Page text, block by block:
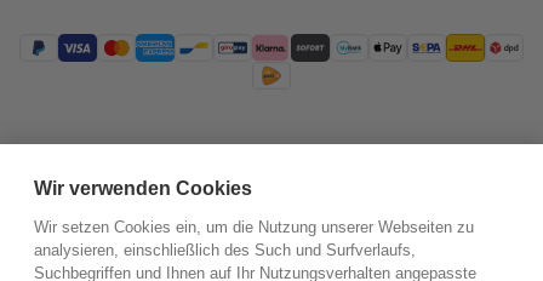
Wir verwenden Cookies
Wir setzen Cookies ein, um die Nutzung unserer Webseiten zu
analysieren, einschließlich des Such und Surfverlaufs,
Suchbegriffen und Ihnen auf Ihr Nutzungsverhalten angepasste